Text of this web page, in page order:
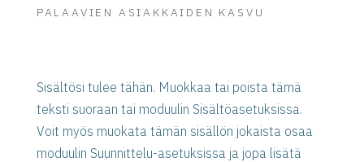
PALAAVIEN ASIAKKAIDEN KASVU
Sisältösi tulee tähän. Muokkaa tai poista tämä
teksti suoraan tai moduulin Sisältöasetuksissa.
Voit myös muokata tämän sisällön jokaista osaa
moduulin Suunnittelu-asetuksissa ja jopa lisätä